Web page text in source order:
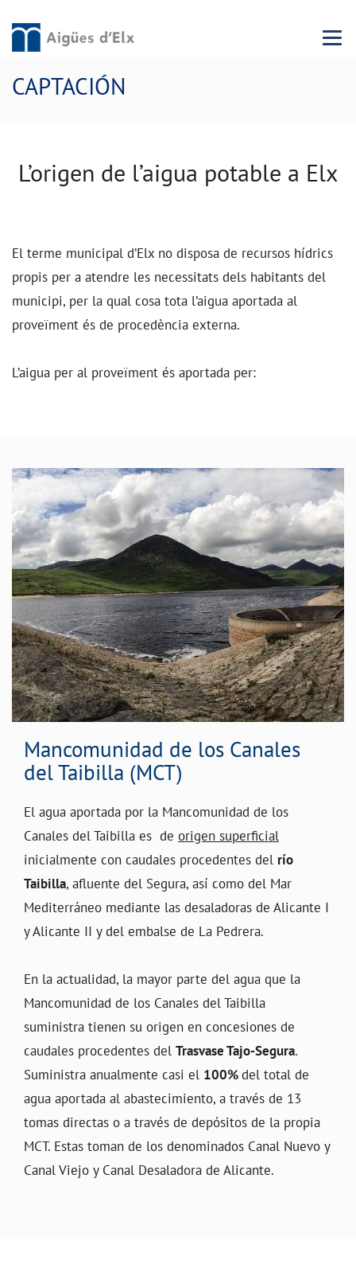
Menu
CAPTACIÓN
L’origen de l’aigua potable a Elx
El terme municipal d’Elx no disposa de recursos hídrics
propis per a atendre les necessitats dels habitants del
municipi, per la qual cosa tota l’aigua aportada al
proveïment és de procedència externa.
L’aigua per al proveïment és aportada per:
Mancomunidad de los Canales
del Taibilla (MCT)
El agua aportada por la Mancomunidad de los
Canales del Taibilla es de origen superficial
inicialmente con caudales procedentes del río
Taibilla, afluente del Segura, así como del Mar
Mediterráneo mediante las desaladoras de Alicante I
y Alicante II y del embalse de La Pedrera.
En la actualidad, la mayor parte del agua que la
Mancomunidad de los Canales del Taibilla
suministra tienen su origen en concesiones de
caudales procedentes del Trasvase Tajo-Segura.
Suministra anualmente casi el 100%del total de
agua aportada al abastecimiento, a través de 13
tomas directas o a través de depósitos de la propia
MCT. Estas toman de los denominados Canal Nuevo y
Canal Viejo y Canal Desaladora de Alicante.